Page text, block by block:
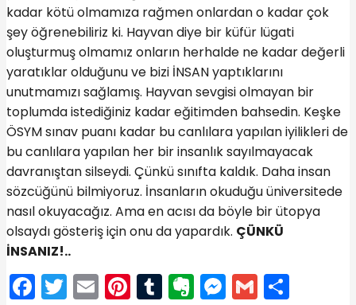
kadar kötü olmamıza rağmen onlardan o kadar çok
şey öğrenebiliriz ki. Hayvan diye bir küfür lügati
oluşturmuş olmamız onların herhalde ne kadar değerli
yaratıklar olduğunu ve bizi İNSAN yaptıklarını
unutmamızı sağlamış. Hayvan sevgisi olmayan bir
toplumda istediğiniz kadar eğitimden bahsedin. Keşke
ÖSYM sınav puanı kadar bu canlılara yapılan iyilikleri de
bu canlılara yapılan her bir insanlık sayılmayacak
davranıştan silseydi. Çünkü sınıfta kaldık. Daha insan
sözcüğünü bilmiyoruz. İnsanların okuduğu üniversitede
nasıl okuyacağız. Ama en acısı da böyle bir ütopya
olsaydı gösteriş için onu da yapardık. ÇÜNKÜ
İNSANIZ!..
Facebook
Twitter
EmailPinterest
Tumblr
EvernoteGmail